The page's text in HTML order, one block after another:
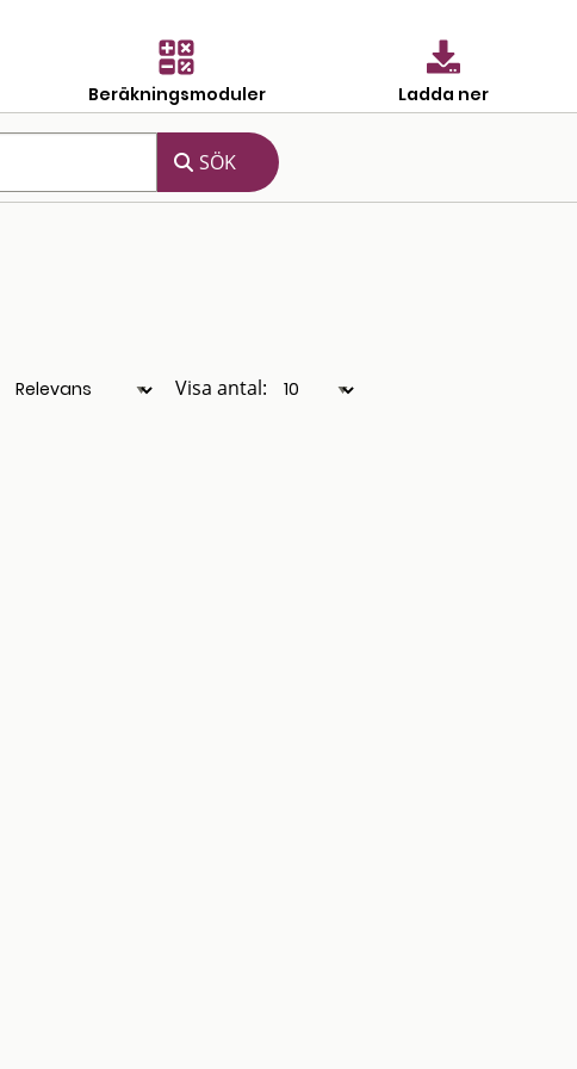
Beräkningsmoduler Ladda ner
Visa antal: